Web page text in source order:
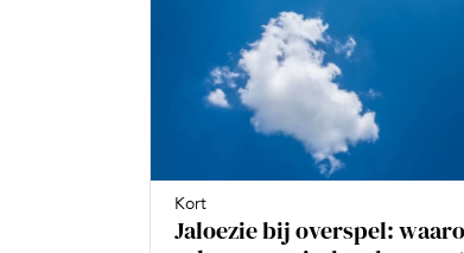
Kort
Jaloezie bij overspel: